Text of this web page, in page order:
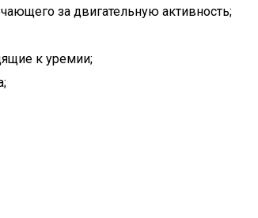
за двигательную активность;
к уремии;